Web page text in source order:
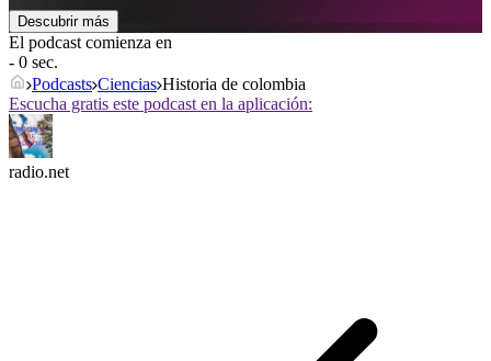
Descubrir más
El podcast comienza en
- 0 sec.
Podcasts Ciencias Historia de colombia
Escucha gratis este podcast en la aplicación:
radio.net